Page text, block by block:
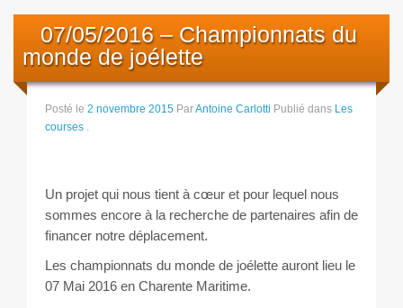
Training / Courses
Entraînements
Les courses
On parle de nous
Partenaires & remerciements
07/05/2016 – Championnats du
monde de joélette
Posté le 2 novembre 2015 ParAntoine Carlotti Publié dans Les
courses .
Un projet qui nous tient à cœur et pour lequel nous
sommes encore à la recherche de partenaires afin de
financer notre déplacement.
Les championnats du monde de joélette auront lieu le
07 Mai 2016 en Charente Maritime.